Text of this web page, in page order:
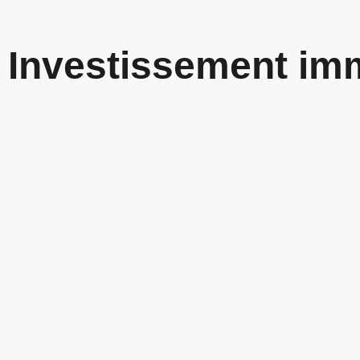
Investissement